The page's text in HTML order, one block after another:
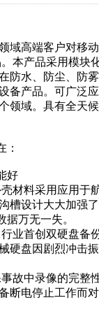
域高端客户对移
本产品采用模
防水、防尘、防
备产品。可广泛
领域。具有全天
：
好
材料采用应用
槽设计大大加强
万无一失。
业首创双硬盘
硬盘因剧烈冲击
故中录像的完
断电停止工作而